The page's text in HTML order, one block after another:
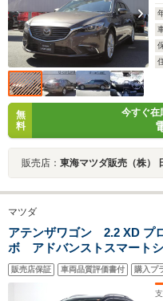
無
料
今すぐ在
販売店： 東海マツダ販売（株）
マツダ
アテンザワゴン 2.2 XD プ
ボ アドバンストスマート
ナビ フルセグ DVD USB
リキー ETC LEDヘッド ク
トラフィックA ヘッドアッ
販売店保証 車両品質評価書付 購入プ